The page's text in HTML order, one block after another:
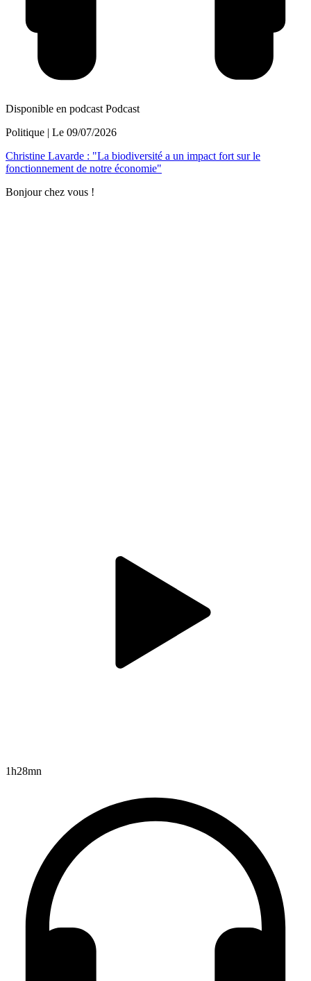
Disponible en podcast Podcast
Politique | Le 09/07/2026
Christine Lavarde : "La biodiversité a un impact fort sur le
fonctionnement de notre économie"
Bonjour chez vous !
1h28mn